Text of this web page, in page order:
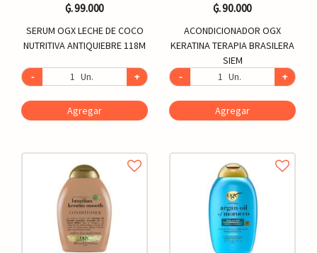
₲. 99.000
SERUM OGX LECHE DE COCO
NUTRITIVA ANTIQUIEBRE 118M
- Un. +
Agregar
₲. 90.000
ACONDICIONADOR OGX
KERATINA TERAPIA BRASILERA
SIEM
-
Un. +
Agregar